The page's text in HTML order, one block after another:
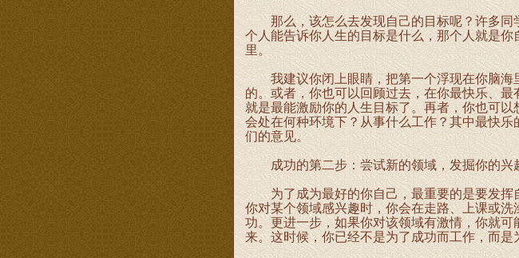
那么，该怎么去发现自己的目标呢？许多同
个人能告诉你人生的目标是什么，那个人就是
里。
我建议你闭上眼睛，把第一个浮现在你脑海
的。或者，你也可以回顾过去，在你最快乐、
就是最能激励你的人生目标了。再者，你也可
会处在何种环境下？从事什么工作？其中最快
们的意见。
成功的第二步：尝试新的领域，发掘你的兴
为了成为最好的你自己，最重要的是要发挥
你对某个领域感兴趣时，你会在走路、上课或
功。更进一步，如果你对该领域有激情，你就
来。这时候，你已经不是为了成功而工作，而是